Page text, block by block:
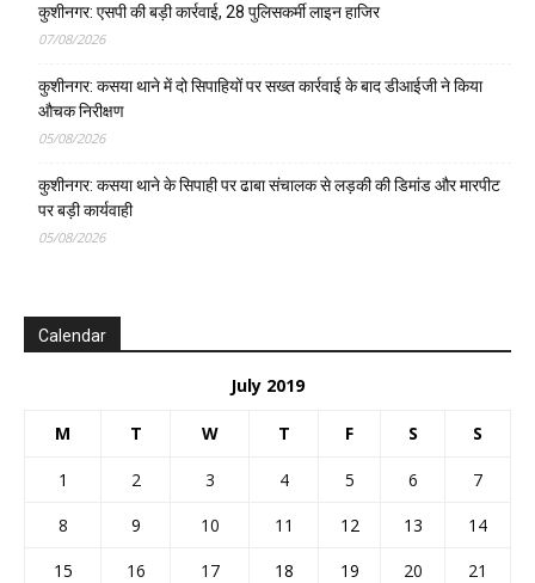
कुशीनगर: एसपी की बड़ी कार्रवाई, 28 पुलिसकर्मी लाइन हाजिर
07/08/2026
कुशीनगर: कसया थाने में दो सिपाहियों पर सख्त कार्रवाई के बाद डीआईजी ने किया
औचक निरीक्षण
05/08/2026
कुशीनगर: कसया थाने के सिपाही पर ढाबा संचालक से लड़की की डिमांड और मारपीट
पर बड़ी कार्यवाही
05/08/2026
Calendar
July 2019
M T W T F S S
1 2 3 4 5 6
7
8
9 10 11 12 13
14
15
16 17 18 19 20
21